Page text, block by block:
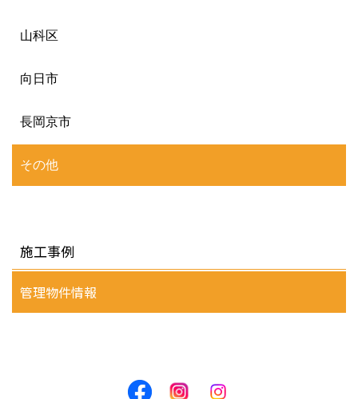
山科区
向日市
長岡京市
その他
施工事例
管理物件情報